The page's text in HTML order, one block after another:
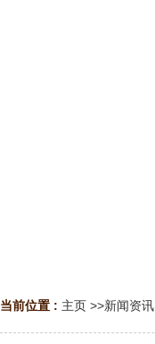
当前位置 : 主页 >>新闻资讯